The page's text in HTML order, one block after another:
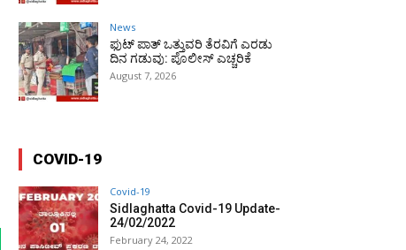
News
ಫುಟ್‌ ಪಾತ್ ಒತ್ತುವರಿ ತೆರವಿಗೆ ಎರಡು
ದಿನ ಗಡುವು: ಪೊಲೀಸ್ ಎಚ್ಚರಿಕೆ
August 7, 2026
COVID-19
Covid-19
Sidlaghatta Covid-19 Update-
24/02/2022
February 24, 2022